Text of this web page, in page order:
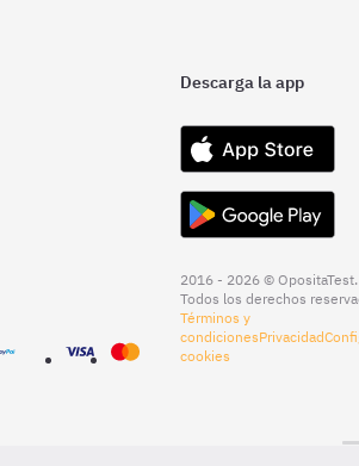
Descarga la app
2016 - 2026 © OpositaTest.
Todos los derechos
Términos y
condicionesPrivacidad
cookies